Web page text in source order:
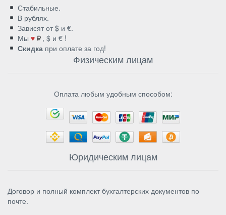
Стабильные.
В рублях.
Зависят от $ и €.
Мы ♥
, $ и € !
Скидкапри оплате за год!
Физическим лицам
Оплата любым удобным способом:
Юридическим лицам
Договор и полный комплект бухгалтерских документов по
почте.